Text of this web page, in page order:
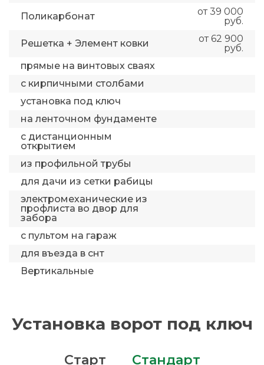
Поликарбонат
от 39 000
руб.
Решетка + Элемент ковки
от 62 900
руб.
прямые на винтовых сваях
с кирпичными столбами
установка под ключ
на ленточном фундаменте
с дистанционным
открытием
из профильной трубы
для дачи из сетки рабицы
электромеханические из
профлиста во двор для
забора
с пультом на гараж
для въезда в снт
Вертикальные
Установка ворот под ключ
Старт Стандарт